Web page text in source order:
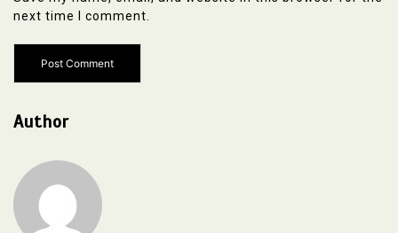
next time I comment.
Author